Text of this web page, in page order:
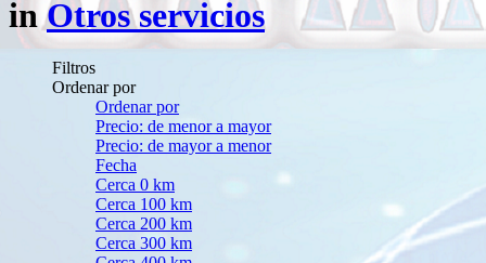
inOtros servicios
Filtros
Ordenar por
Ordenar por
Precio: de menor a mayor
Precio: de mayor a menor
Fecha
Cerca 0 km
Cerca 100 km
Cerca 200 km
Cerca 300 km